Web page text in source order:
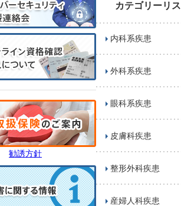
カテゴリーリ
内科系疾患
外科系疾患
眼科系疾患
皮膚科疾患
整形外科疾患
産婦人科疾患
勧誘方針